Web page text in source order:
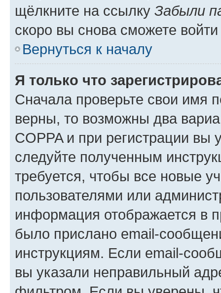
щёлкните на ссылку Забыли
скоро вы снова сможете
Вернуться к началу
Я только что
Сначала проверьте свои имя
верны, то возможны два
COPPA и при регистрации вы
следуйте полученным
требуется, чтобы все новые
пользователями или
информация отображается в
было прислано email-
инструкциям. Если email-
вы указали неправильный